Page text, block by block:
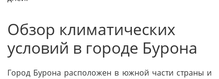
Обзор климатических
условий в городе Бурона
Город Бурона расположен в южной части страны и